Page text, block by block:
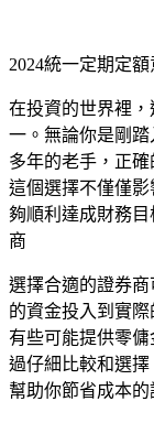
2024統一定期定
在投資的世界裡
一。無論你是剛
多年的老手，正
這個選擇不僅僅
夠順利達成財務
商
選擇合適的證券
的資金投入到實
有些可能提供零
過仔細比較和選
幫助你節省成本